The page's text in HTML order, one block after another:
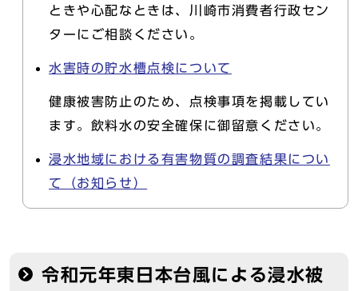
ときや心配なときは、川崎市消費者行政セン
ターにご相談ください。
水害時の貯水槽点検について
健康被害防止のため、点検事項を掲載してい
ます。飲料水の安全確保に御留意ください。
浸水地域における有害物質の調査結果につい
て（お知らせ）
令和元年東日本台風による浸水被